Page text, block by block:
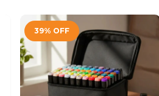
39% OFF